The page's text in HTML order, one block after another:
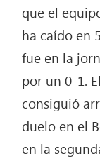
que el
ha caído en
fue en la
por un 0-1.
consiguió
duelo en el
en la